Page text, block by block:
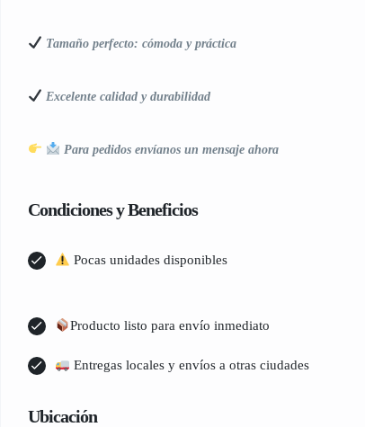
Tamaño perfecto: cómoda y práctica
Excelente calidad y durabilidad
Para pedidos envíanos un mensaje ahora
Condiciones y Beneficios
Pocas unidades disponibles
Producto listo para envío inmediato
Entregas locales y envíos a otras ciudades
Ubicación